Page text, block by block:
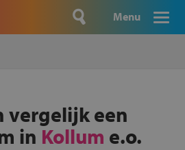
Menu
vergelijk een
in Kollum e.o.